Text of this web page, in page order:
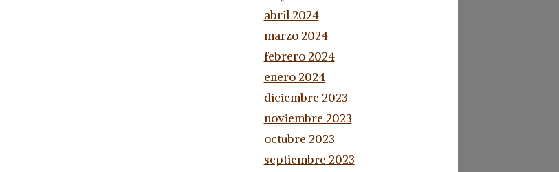
abril 2024
marzo 2024
febrero 2024
enero 2024
diciembre 2023
noviembre 2023
octubre 2023
septiembre 2023